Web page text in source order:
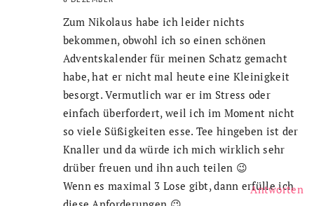
Zum Nikolaus habe ich leider nichts
bekommen, obwohl ich so einen schönen
Adventskalender für meinen Schatz gemacht
habe, hat er nicht mal heute eine Kleinigkeit
besorgt. Vermutlich war er im Stress oder
einfach überfordert, weil ich im Moment nicht
so viele Süßigkeiten esse. Tee hingeben ist der
Knaller und da würde ich mich wirklich sehr
drüber freuen und ihn auch teilen 😉
Wenn es maximal 3 Lose gibt, dann erfülle ich
Antworten